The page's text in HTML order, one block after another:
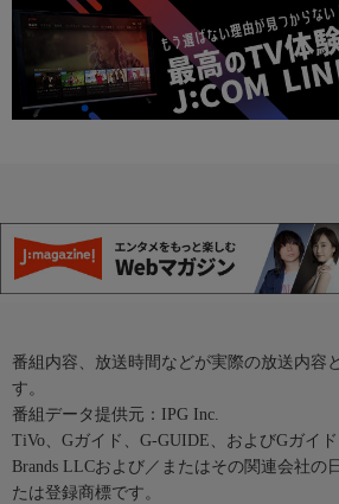
番組内容、放送時間などが実際の放送内容
す。
番組データ提供元：IPG Inc.
TiVo、Gガイド、G-GUIDE、およびGガイ
Brands LLCおよび／またはその関連会社の
たは登録商標です。